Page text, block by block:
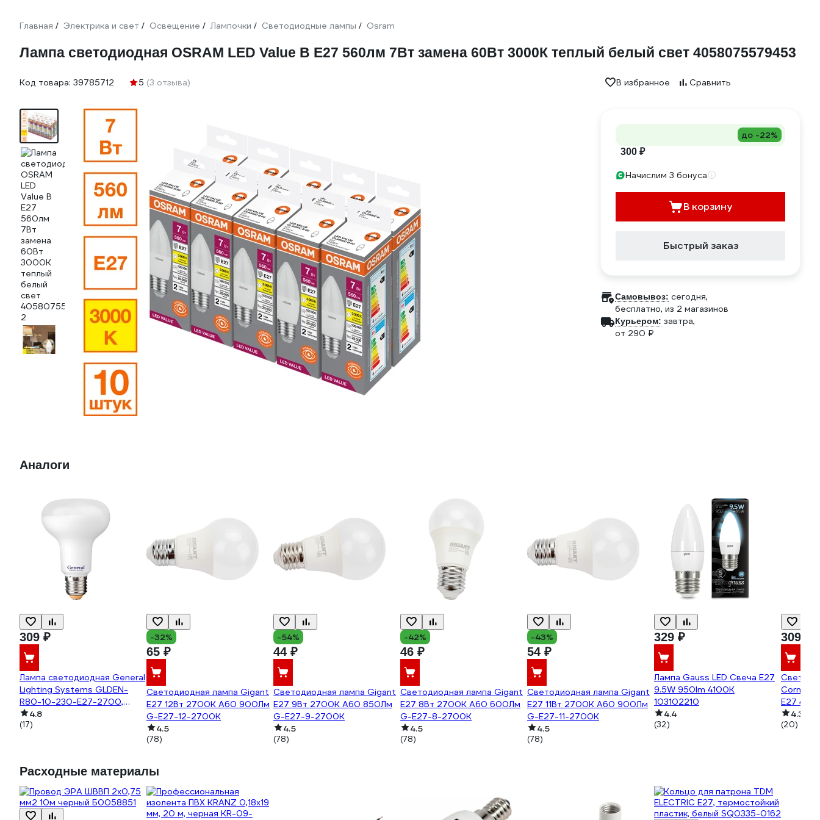
Главная / Электрика и свет / Освещение / Лампочки / Светодиодные лампы / Osram
Лампа светодиодная OSRAM LED Value B E27 560лм 7Вт замена 60Вт 3000К теплый белый свет 4058075579453
Код товара: 39785712 5 (3 отзыва) В избранное Сравнить
до -22%
300 ₽
Начислим 3 бонуса
В корзину
Быстрый заказ
Самовывоз: сегодня,
бесплатно, из 2 магазинов
Курьером: завтра,
от 290 ₽
Аналоги
309 ₽
Лампа светодиодная General
Lighting Systems GLDEN-
R80-10-230-E27-2700,
10Вт, 835Лм, 230В, цоколь
Е27, колба R80 (рефлектор),
4.8
(17)
-32%
65 ₽
Светодиодная лампа Gigant
E27 12Вт 2700К А60 900Лм
G-E27-12-2700K
4.5
(78)
-54%
44 ₽
Светодиодная лампа Gigant
E27 9Вт 2700К А60 850Лм
G-E27-9-2700K
4.5
(78)
-42%
46 ₽
Светодиодная лампа Gigant
E27 8Вт 2700К А60 600Лм
G-E27-8-2700K
4.5
(78)
-43%
54 ₽
Светодиодная лампа Gigant
E27 11Вт 2700К А60 900Лм
G-E27-11-2700K
4.5
(78)
329 ₽
Лампа Gauss LED Свеча E27
9.5W 950lm 4100К
103102210
4.4
(32)
309 ₽
Corn
E27
120x41
4.3
(20)
Расходные материалы